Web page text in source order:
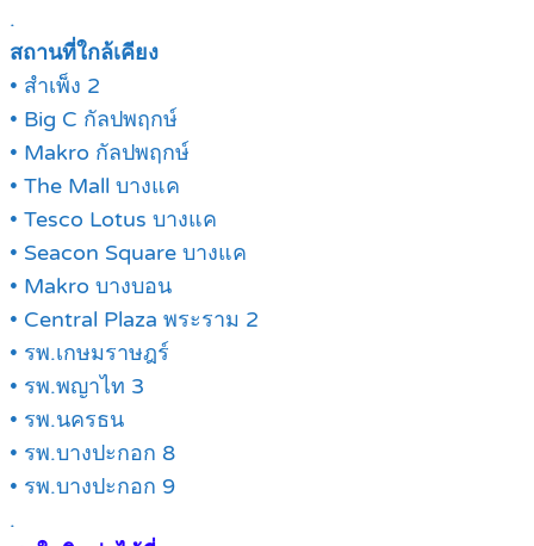
.
สถานที่ใกล้เคียง
• สำเพ็ง 2
• Big C กัลปพฤกษ์
• Makro กัลปพฤกษ์
• The Mall บางแค
• Tesco Lotus บางแค
• Seacon Square บางแค
• Makro บางบอน
• Central Plaza พระราม 2
• รพ.เกษมราษฎร์
• รพ.พญาไท 3
• รพ.นครธน
• รพ.บางปะกอก 8
• รพ.บางปะกอก 9
.